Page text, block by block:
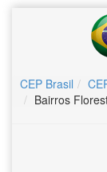
CEP Brasil
Bairros